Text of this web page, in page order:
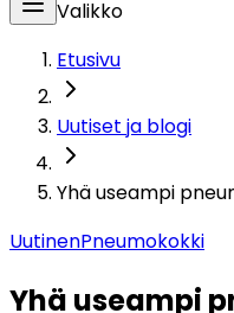
Valikko
Etusivu
Uutiset ja blogi
Yhä useampi
UutinenPneumokokki
Yhä useampi